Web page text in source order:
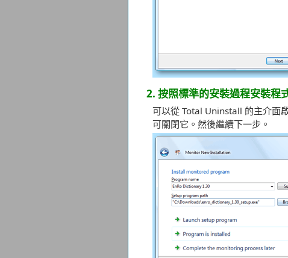
2. 按照標準的安裝過程安裝程
可以從 Total Uninstall 的主介面
可關閉它。然後繼續下一步。